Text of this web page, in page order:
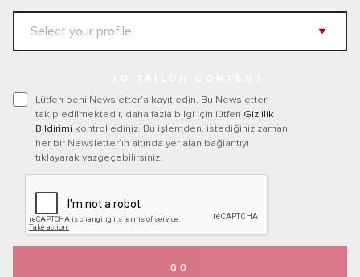
Lütfen beni Newsletter’a kayıt edin. Bu Newsletter
takip edilmektedir, daha fazla bilgi için lütfen Gizlilik
Bildirimi kontrol ediniz. Bu işlemden, istediğiniz zaman
her bir Newsletter’ın altında yer alan bağlantıyı
tıklayarak vazgeçebilirsiniz.
GO